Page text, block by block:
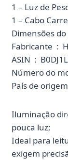
1 – Luz de
1 – Cabo
ASIN ‏ :
Iluminação
pouca luz;
Ideal para
exigem